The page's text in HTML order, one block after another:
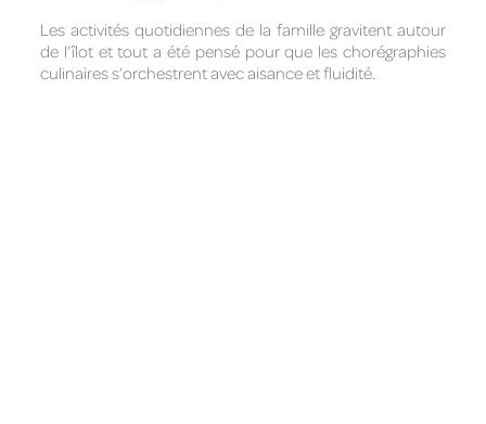
Les activités quotidiennes de la famille gravitent autour
de l’îlot et tout a été pensé pour que les chorégraphies
culinaires s’orchestrent avec aisance et fluidité.